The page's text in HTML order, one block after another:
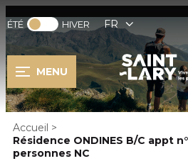
ÉTÉ HIVER FR
MENU
Accueil >
Résidence ONDINES B/C appt
personnes NC